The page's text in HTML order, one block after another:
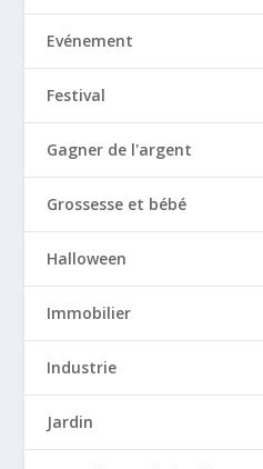
Evénement
Festival
Gagner de l'argent
Grossesse et bébé
Halloween
Immobilier
Industrie
Jardin